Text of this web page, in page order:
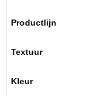
Productlijn
Textuur
Kleur